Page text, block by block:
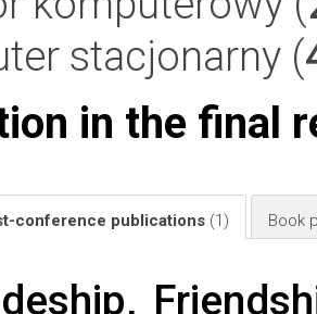
stacjonarny (
in the final
conference publications (1) Book